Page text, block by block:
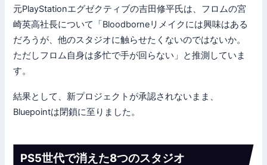
元PlayStationエグゼクティブの吉田修平氏は、フロムの宮
崎英高社長について「Bloodborneリメイクには興味はある
だろうが、他のスタジオに触らせたくないのではないか。
ただしフロム自身は多忙で手が回らない」と推測していま
す。
結果として、新プロジェクトが承認されないまま、
Bluepointは閉鎖に至りました。
PS5世代で消えた8つのスタジオ